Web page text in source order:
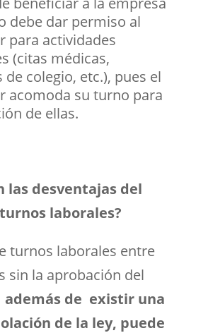
debe dar permiso al
para actividades
(citas médicas,
de colegio, etc.), pues el
acomoda su turno para
de ellas.
las desventajas del
laborales?
turnos laborales entre
sin la aprobación del
además de existir una
de la ley, puede